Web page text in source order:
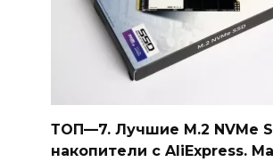
ТОП—7. Лучшие M.2 NVMe
накопители с AliExpress.